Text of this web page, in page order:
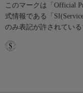
このマークは「Official
式情報である「
のみ表記が許されている